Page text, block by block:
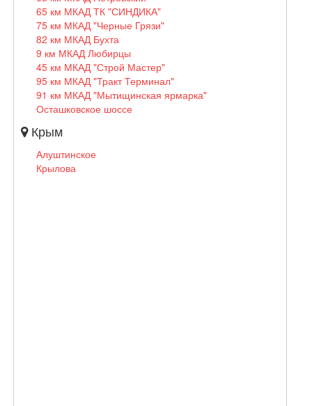
65 км МКАД ТК "СИНДИКА"
75 км МКАД "Черные Грязи"
82 км МКАД Бухта
9 км МКАД Любирцы
45 км МКАД "Строй Мастер"
95 км МКАД "Тракт Терминал"
91 км МКАД "Мытищинская ярмарка"
Осташковское шоссе
Крым
Алуштинское
Крылова